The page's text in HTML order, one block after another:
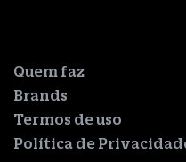
Quem faz
Brands
Termos de uso
Política de